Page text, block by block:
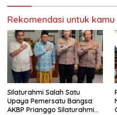
Rekomendasi untuk kamu
Silaturahmi Salah Satu
Upaya Pemersatu Bangsa:
AKBP Prianggo Silaturahmi